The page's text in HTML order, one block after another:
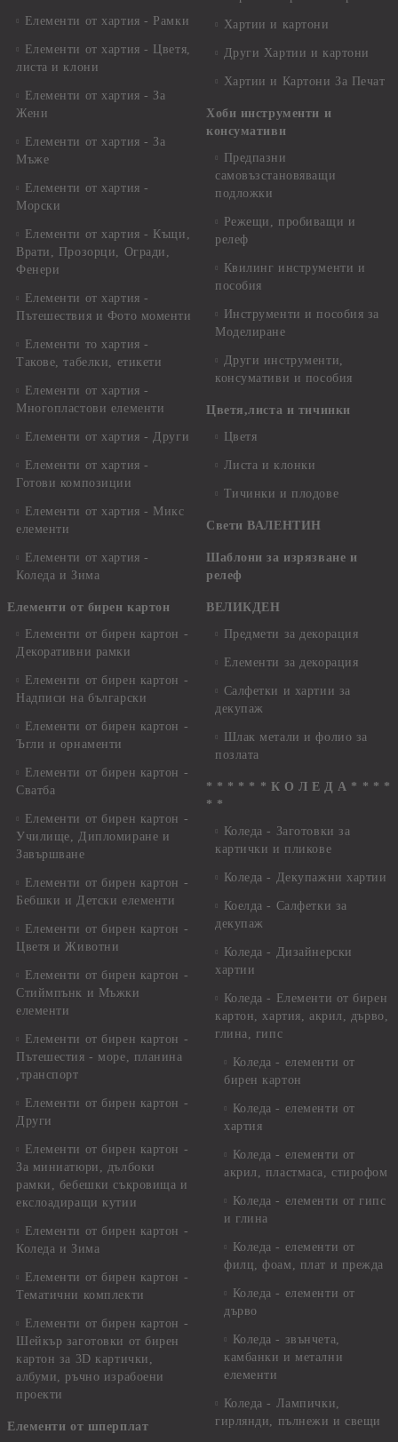
Елементи от хартия - Рамки
Елементи от хартия - Цветя,
листа и клони
Елементи от хартия - За
Жени
Елементи от хартия - За
Мъже
Елементи от хартия -
Морски
Елементи от хартия - Къщи,
Врати, Прозорци, Огради,
Фенери
Елементи от хартия -
Пътешествия и Фото моменти
Елементи то хартия -
Такове, табелки, етикети
Елементи от хартия -
Многопластови елементи
Елементи от хартия - Други
Елементи от хартия -
Готови композиции
Елементи от хартия - Микс
елементи
Елементи от хартия -
Коледа и Зима
Елементи от бирен картон
Елементи от бирен картон -
Декоративни рамки
Елементи от бирен картон -
Надписи на български
Елементи от бирен картон -
Ъгли и орнаменти
Елементи от бирен картон -
Сватба
Елементи от бирен картон -
Училище, Дипломиране и
Завършване
Елементи от бирен картон -
Бебшки и Детски елементи
Елементи от бирен картон -
Цветя и Животни
Елементи от бирен картон -
Стиймпънк и Мъжки
елементи
Елементи от бирен картон -
Пътешестия - море, планина
,транспорт
Елементи от бирен картон -
Други
Елементи от бирен картон -
За миниатюри, дълбоки
рамки, бебешки съкровища и
екслоадиращи кутии
Елементи от бирен картон -
Коледа и Зима
Елементи от бирен картон -
Тематични комплекти
Елементи от бирен картон -
Шейкър заготовки от бирен
картон за 3D картички,
албуми, ръчно израбоени
проекти
Елементи от шперплат
Хартии и картони
Други Хартии и картони
Хартии и Картони За Печат
Хоби инструменти и
консумативи
Предпазни
самовъзстановяващи
подложки
Режещи, пробиващи и
релеф
Квилинг инструменти и
пособия
Инструменти и пособия за
Моделиране
Други инструменти,
консумативи и пособия
Цветя,листа и тичинки
Цветя
Листа и клонки
Тичинки и плодове
Свети ВАЛЕНТИН
Шаблони за изрязване и
релеф
ВЕЛИКДЕН
Предмети за декорация
Елементи за декорация
Салфетки и хартии за
декупаж
Шлак метали и фолио за
позлата
* * * * * * К О Л Е Д А * * * *
* *
Коледа - Заготовки за
картички и пликове
Коледа - Декупажни хартии
Коелда - Салфетки за
декупаж
Коледа - Дизайнерски
хартии
Коледа - Eлементи от бирен
картон, хартия, акрил, дърво,
глина, гипс
Коледа - елементи от
бирен картон
Коледа - елементи от
хартия
Коледа - елементи от
акрил, пластмаса, стирофом
Коледа - елементи от гипс
и глина
Коледа - елементи от
филц, фоам, плат и прежда
Коледа - елементи от
дърво
Коледа - звънчета,
камбанки и метални
елементи
Коледа - Лампички,
гирлянди, пълнежи и свещи